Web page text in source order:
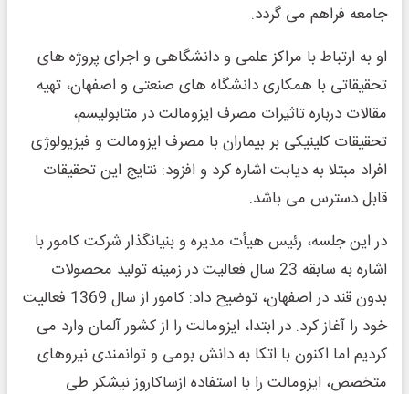
جامعه فراهم می گردد.
او به ارتباط با مراکز علمی و دانشگاهی و اجرای پروژه های
تحقیقاتی با همکاری دانشگاه های صنعتی و اصفهان، تهیه
مقالات درباره تاثیرات مصرف ایزومالت در متابولیسم،
تحقیقات کلینیکی بر بیماران با مصرف ایزومالت و فیزیولوژی
افراد مبتلا به دیابت اشاره کرد و افزود: نتایج این تحقیقات
قابل دسترس می باشد.
در این جلسه، رئیس هیأت مدیره و بنیانگذار شرکت کامور با
اشاره به سابقه 23 سال فعالیت در زمینه تولید محصولات
بدون قند در اصفهان، توضیح داد: کامور از سال 1369 فعالیت
خود را آغاز کرد. در ابتدا، ایزومالت را از کشور آلمان وارد می
کردیم اما اکنون با اتکا به دانش بومی و توانمندی نیروهای
متخصص، ایزومالت را با استفاده ازساکاروز نیشکر طی